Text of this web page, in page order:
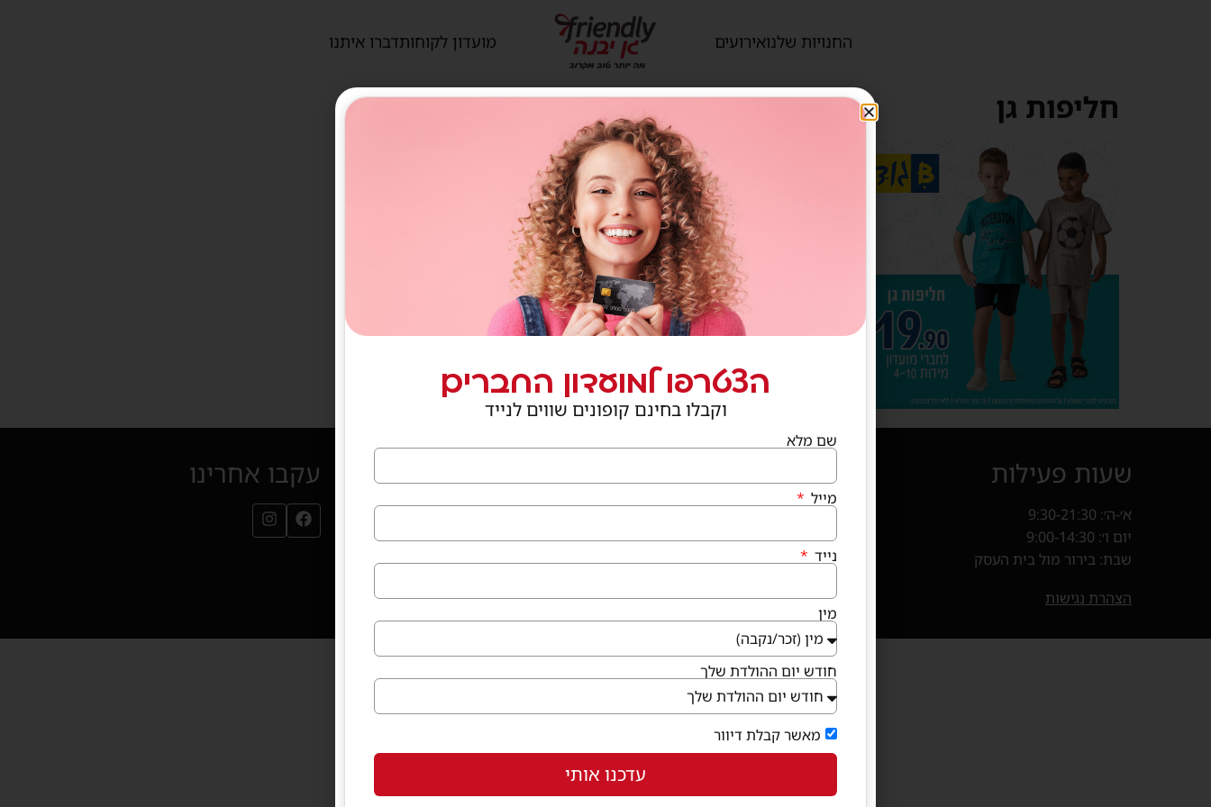
החנויות שלנואירועים מועדון לקוחותדברו איתנו
חליפות גן
שעות פעילות
א׳-ה׳: 9:30-21:30
יום ו׳: 9:00-14:30
שבת: בירור מול בית העסק
הצהרת נגישות
איך מגיעים
קניון פרנדלי גן יבנה, המגינים 56
חנייה במקום ללא עלות
(נפתח בחלון חדש)
עקבו אחרינו
עמוד הפייסבוק שלנו (נפתח בחלון חדש)
עמוד האינסטגרם שלנו (נפתח בחלון
הצטרפו למועדון החברים
וקבלו בחינם קופונים שווים לנייד
שם מלא
מייל
נייד
מין
חודש יום ההולדת שלך
מאשר קבלת דיוור
עדכנו אותי